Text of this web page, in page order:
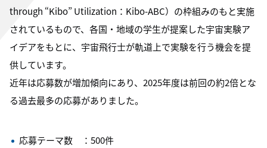
through “Kibo” Utilization：Kibo-ABC）の枠組みのもと実施
されているもので、各国・地域の学生が提案した宇宙実験ア
イデアをもとに、宇宙飛行士が軌道上で実験を行う機会を提
供しています。
近年は応募数が増加傾向にあり、2025年度は前回の約2倍とな
る過去最多の応募がありました。
応募テーマ数 ：500件